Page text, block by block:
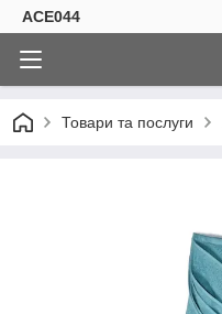
ACE044
Товари та послуги